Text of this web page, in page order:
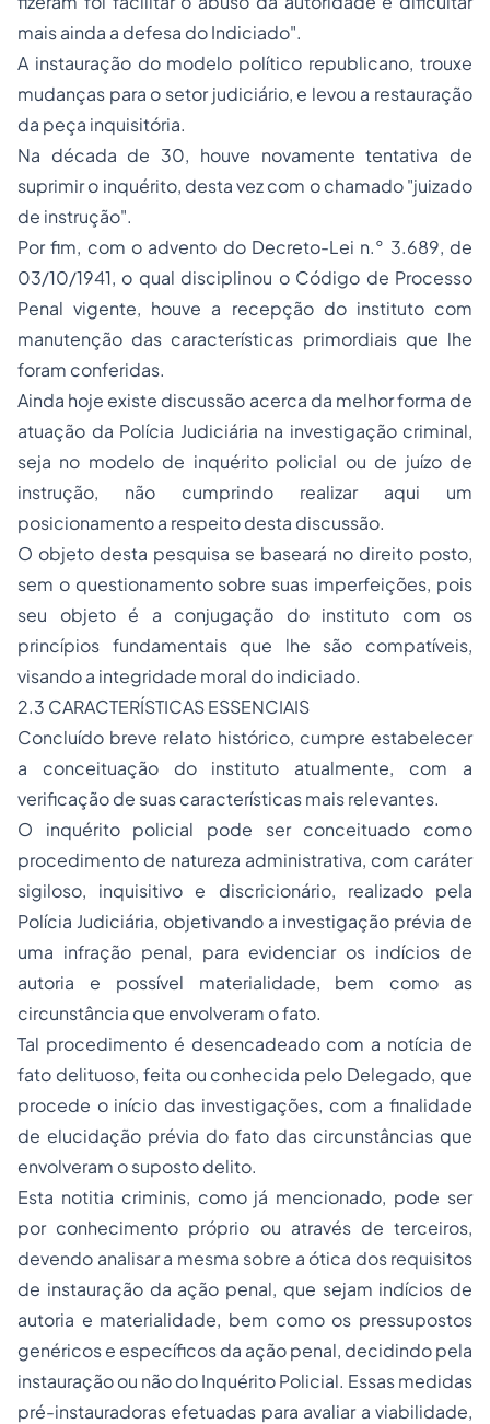
mais ainda a defesa do Indiciado".
A instauração do modelo político republicano, trouxe
mudanças para o setor judiciário, e levou a restauração
da peça inquisitória.
Na década de 30, houve novamente tentativa de
suprimir o inquérito, desta vez com o chamado "juizado
de instrução".
Por fim, com o advento do Decreto-Lei n.° 3.689, de
03/10/1941, o qual disciplinou o Código de Processo
Penal vigente, houve a recepção do instituto com
manutenção das características primordiais que lhe
foram conferidas.
Ainda hoje existe discussão acerca da melhor forma de
atuação da Polícia Judiciária na investigação criminal,
seja no modelo de inquérito policial ou de juízo de
instrução, não cumprindo realizar aqui um
posicionamento a respeito desta discussão.
O objeto desta pesquisa se baseará no direito posto,
sem o questionamento sobre suas imperfeições, pois
seu objeto é a conjugação do instituto com os
princípios fundamentais que lhe são compatíveis,
visando a integridade moral do indiciado.
2.3 CARACTERÍSTICAS ESSENCIAIS
Concluído breve relato histórico, cumpre estabelecer
a conceituação do instituto atualmente, com a
verificação de suas características mais relevantes.
O inquérito policial pode ser conceituado como
procedimento de natureza administrativa, com caráter
sigiloso, inquisitivo e discricionário, realizado pela
Polícia Judiciária, objetivando a investigação prévia de
uma infração penal, para evidenciar os indícios de
autoria e possível materialidade, bem como as
circunstância que envolveram o fato.
Tal procedimento é desencadeado com a notícia de
fato delituoso, feita ou conhecida pelo Delegado, que
procede o início das investigações, com a finalidade
de elucidação prévia do fato das circunstâncias que
envolveram o suposto delito.
Esta notitia criminis, como já mencionado, pode ser
por conhecimento próprio ou através de terceiros,
devendo analisar a mesma sobre a ótica dos requisitos
de instauração da ação penal, que sejam indícios de
autoria e materialidade, bem como os pressupostos
genéricos e específicos da ação penal, decidindo pela
instauração ou não do Inquérito Policial. Essas medidas
pré-instauradoras efetuadas para avaliar a viabilidade,